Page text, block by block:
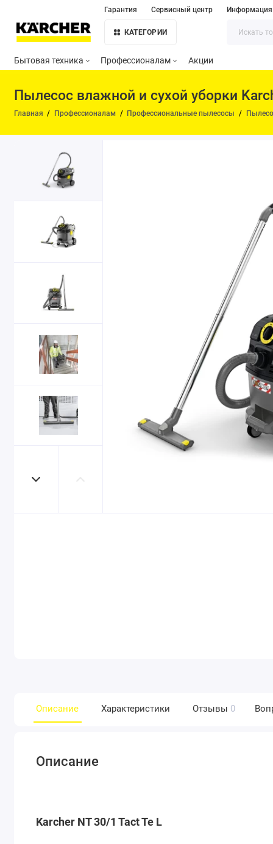
Гарантия Сервисный центр Информация
КАТЕГОРИИ
Бытовая техника Профессионалам Акции
Пылесос влажной и сухой уборки
Главная Профессионалам Профессиональные пылесосы
Описание Характеристики Отзывы 0
Описание
Karcher NT 30/1 Tact Te L